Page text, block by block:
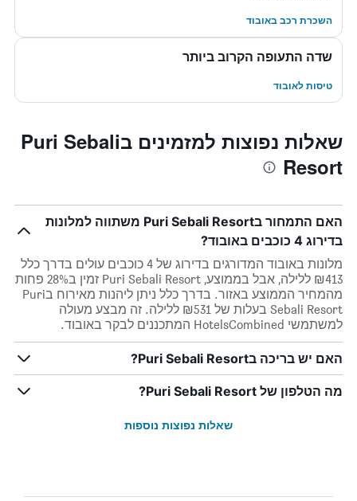
השכרת רכב באובוד
שדה התעופה הקרוב ביותר
טיסות לאובוד
שאלות נפוצות למזמינים בPuri Sebali
Resort
האם התמחור בPuri Sebali Resort משתווה למלונות
בדירוג 4 כוכבים באובוד?
מלונות באובוד המדורגים בדירוג של 4 כוכבים עולים בדרך כלל
₪413 ללילה, אבל בממוצע, Puri Sebali Resort זמין ב28% פחות
מהמחיר הממוצע באזור. בדרך כלל ניתן ליהנות מאירוח בPuri
Sebali Resort בעלות של ₪531 ללילה. זה מבצע מעולה
למשתמשי HotelsCombined המתכננים לבקר באובוד.
האם יש בריכה בPuri Sebali Resort?
מה הטלפון של Puri Sebali Resort?
שאלות נפוצות נוספות